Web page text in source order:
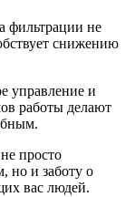
фильтрации не
снижению
управление и
работы делают
просто
но и заботу о
вас людей.